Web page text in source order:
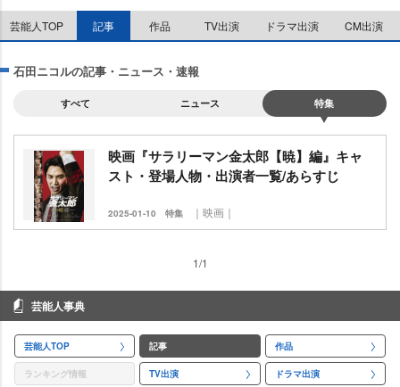
芸能人TOP 記事 作品 TV出演 ドラマ出演 CM出演
石田ニコルの記事・ニュース・速報
すべて ニュース 特集
映画『サラリーマン金太郎【暁】編』キャ
スト・登場人物・出演者一覧/あらすじ
2025-01-10 特集 ｜映画｜
1/1
芸能人事典
芸能人TOP 記事 作品
ランキング情報 TV出演 ドラマ出演